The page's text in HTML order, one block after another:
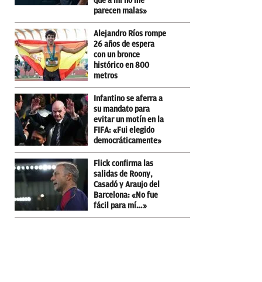
parecen malas»
Alejandro Ríos rompe
26 años de espera
con un bronce
histórico en 800
metros
Infantino se aferra a
su mandato para
evitar un motín en la
FIFA: «Fui elegido
democráticamente»
Flick confirma las
salidas de Roony,
Casadó y Araujo del
Barcelona: «No fue
fácil para mí…»